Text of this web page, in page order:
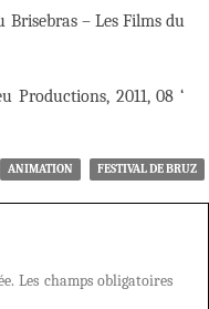
Brisebras – Les Films du
Productions, 2011, 08 ‘
ANIMATION FESTIVAL DE BRUZ
Les champs obligatoires